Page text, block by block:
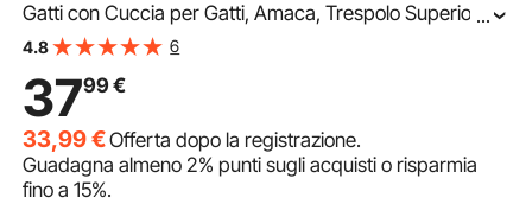
Gatti con Cuccia per Gatti, Amaca, Trespolo Superiore,
Piattaforma per Saltare, con Palla Sospesa, Centro
...
4.8 6
3799€
33,99€Offerta dopo la registrazione.
Guadagna almeno2% punti sugli acquisti o risparmia
fino a15%.